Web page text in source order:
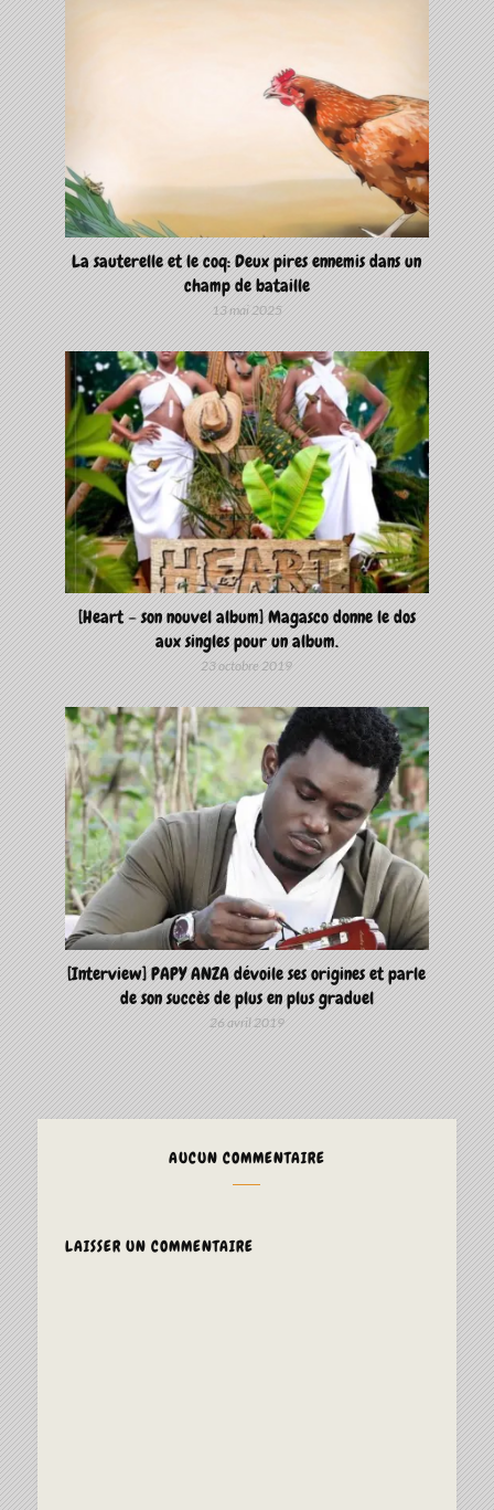
La sauterelle et le coq: Deux pires ennemis dans un
champ de bataille
13 mai 2025
[Heart – son nouvel album] Magasco donne le dos
aux singles pour un album.
23 octobre 2019
[Interview] PAPY ANZA dévoile ses origines et parle
de son succès de plus en plus graduel
26 avril 2019
AUCUN COMMENTAIRE
LAISSER UN COMMENTAIRE